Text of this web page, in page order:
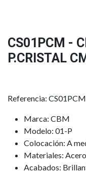
CS01PCM -
P.CRISTAL
Referencia: CS01PCM
Marca: CBM
Modelo: 01-P
Colocación: A
Materiales:
Acabados: